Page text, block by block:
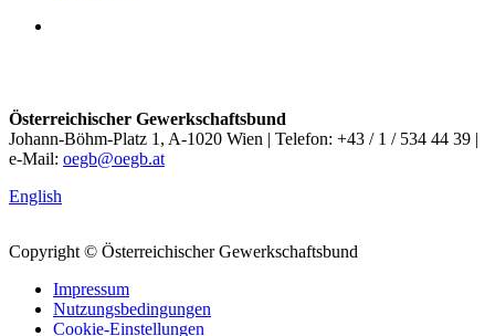
Österreichischer Gewerkschaftsbund
Johann-Böhm-Platz 1, A-1020 Wien | Telefon: +43 / 1 / 534 44 39 |
e-Mail: oegb@oegb.at
English
Copyright © Österreichischer Gewerkschaftsbund
Impressum
Nutzungsbedingungen
Cookie-Einstellungen